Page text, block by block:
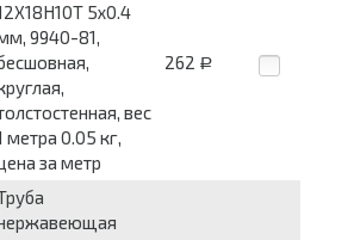
5x0.4
9940-81,
вес
метра 0.05 кг,
за метр
262 Р